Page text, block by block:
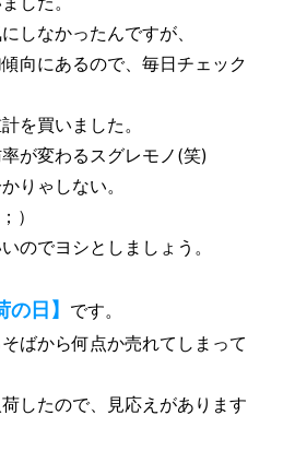
しなかったんですが、
向にあるので、毎日チェック
を買いました。
が変わるスグレモノ(笑)
りゃしない。
）
のでヨシとしましょう。
の日】 です。
ばから何点か売れてしまって
したので、見応えがあります